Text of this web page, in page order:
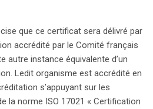
que ce certificat sera délivré par
accrédité par le Comité français
autre instance équivalente d’un
Ledit organisme est accrédité en
s’appuyant sur les
la norme ISO 17021 « Certification